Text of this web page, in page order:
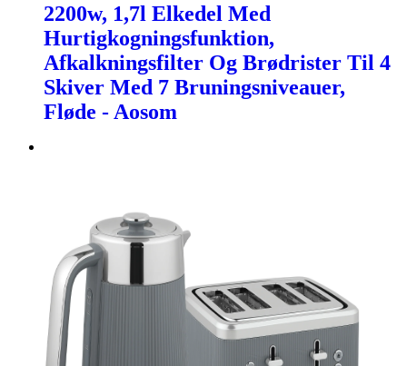
2200w, 1,7l Elkedel Med
Hurtigkogningsfunktion,
Afkalkningsfilter Og Brødrister Til 4
Skiver Med 7 Bruningsniveauer,
Fløde - Aosom